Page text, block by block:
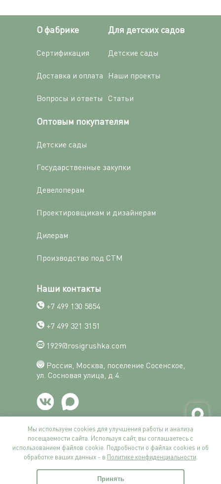
О фабрике
Сертификация
Доставка и оплата
Вопросы и ответы
Для детских садов
Детские сады
Наши проекты
Статьи
Оптовым покупателям
Детские сады
Государственные закупки
Девелоперам
Проектировщикам и дизайнерам
Дилерам
Производство под СТМ
Наши контакты
+7 499 130 5854
+7 499 321 3151
1929@rosigrushka.com
Россия, Москва, поселение Сосенское,
ул. Сосновая улица, д.4.
© Фабрика Росигрушка, 2014-2026
Мы используем cookies для улучшения работы и анализа
посещаемости сайта. Используя сайт, вы соглашаетесь с
использованием файлов cookie. Подробности о файлах cookies и об
обработке ваших данных - в Политике конфиденциальности
Принять